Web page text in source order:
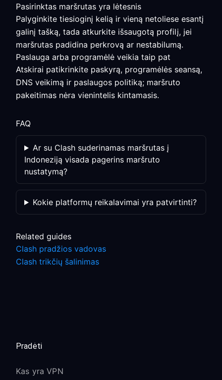
Pasirinktas maršrutas yra lėtesnis
Palyginkite tiesioginį kelią ir vieną netoliese esantį
galinį tašką, tada atkurkite išsaugotą profilį, jei
maršrutas padidina perkrovą ar nestabilumą.
Paslauga arba programėlė veikia taip pat
Atskirai patikrinkite paskyrą, programėlės seansą,
DNS veikimą ir paslaugos politiką; maršruto
pakeitimas nėra vienintelis kintamasis.
FAQ
Ar su Clash suderinamas maršrutas į
Indoneziją visada pagerins maršruto
nustatymą?
Kokie platformų reikalavimai yra patvirtinti?
Related guides
Clash pradžios vadovas
Clash trikčių šalinimas
Pradėti
Kas yra VPN